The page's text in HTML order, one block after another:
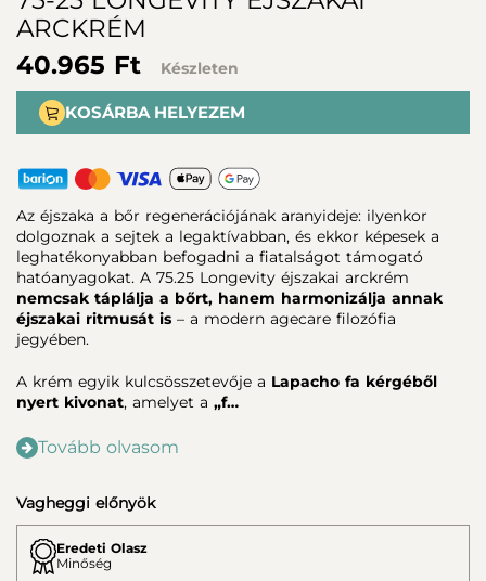
ARCKRÉM
40.965 Ft
Készleten
KOSÁRBA HELYEZEM
Az éjszaka a bőr regenerációjának aranyideje: ilyenkor
dolgoznak a sejtek a legaktívabban, és ekkor képesek a
leghatékonyabban befogadni a fiatalságot támogató
hatóanyagokat. A 75.25 Longevity éjszakai arckrém
nemcsak táplálja a bőrt, hanem harmonizálja annak
éjszakai ritmusát is – a modern agecare filozófia
jegyében.
A krém egyik kulcsösszetevője a Lapacho fa kérgéből
nyert kivonat, amelyet a „f…
Tovább olvasom
Vagheggi előnyök
Eredeti Olasz
Minőség